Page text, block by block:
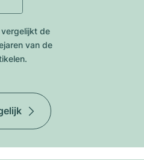
de
van de